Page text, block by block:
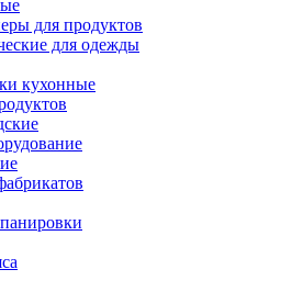
для продуктов
для одежды
кухонные